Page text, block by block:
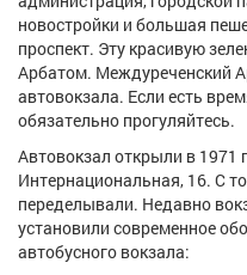
новостройки и большая
проспект. Эту красивую
Арбатом. Междуреченский
автовокзала. Если есть
обязательно прогуляйтесь.
Автовокзал открыли в 1971
Интернациональная, 16. С
переделывали. Недавно
установили современное
автобусного вокзала: